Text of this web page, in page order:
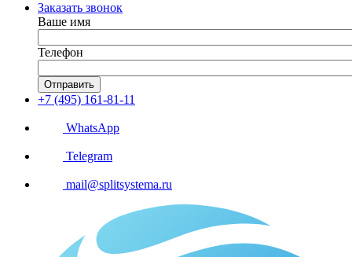
Заказать звонок
Ваше имя
Телефон
Отправить
+7 (495) 161-81-11
WhatsApp
Telegram
mail@splitsystema.ru